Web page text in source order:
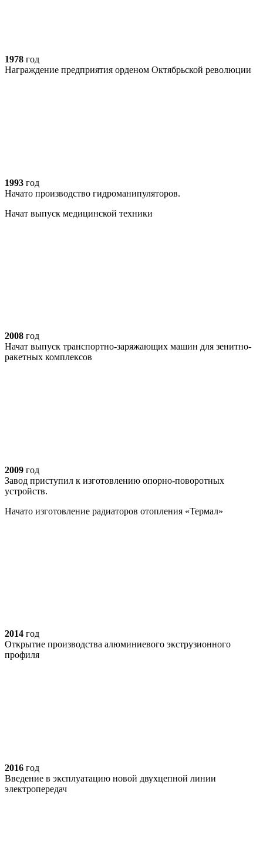
1978 год
Награждение предприятия орденом Октябрьской революции
1993 год
Начато производство гидроманипуляторов.
Начат выпуск медицинской техники
2008 год
Начат выпуск транспортно-заряжающих машин для зенитно-
ракетных комплексов
2009 год
Завод приступил к изготовлению опорно-поворотных
устройств.
Начато изготовление радиаторов отопления «Термал»
2014 год
Открытие производства алюминиевого экструзионного
профиля
2016 год
Введение в эксплуатацию новой двухцепной линии
электропередач